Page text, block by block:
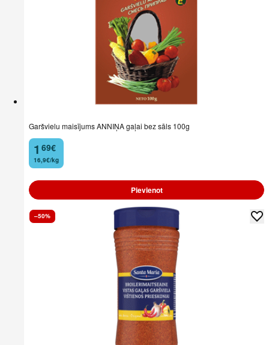
Garšvielu maisījums ANNIŅA gaļai bez sāls 100g
1
. 69€
16,9€/kg
Pievienot
–50%